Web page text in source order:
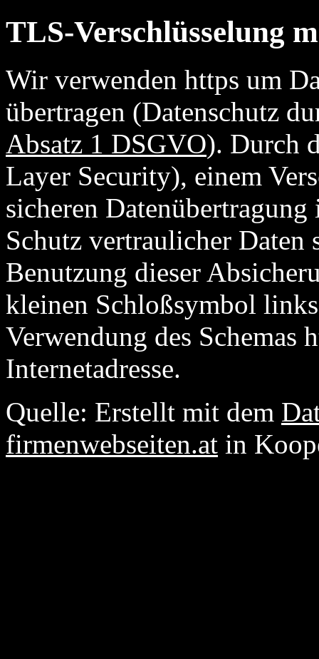
TLS-Verschlüsselung
Wir verwenden https um
übertragen (Datenschutz
Absatz 1 DSGVO). Durch
Layer Security), einem
sicheren
Schutz vertraulicher Daten
Benutzung dieser
kleinen Schloßsymbol
Verwendung des Schemas
Internetadresse.
Quelle: Erstellt mit dem
firmenwebseiten.at in